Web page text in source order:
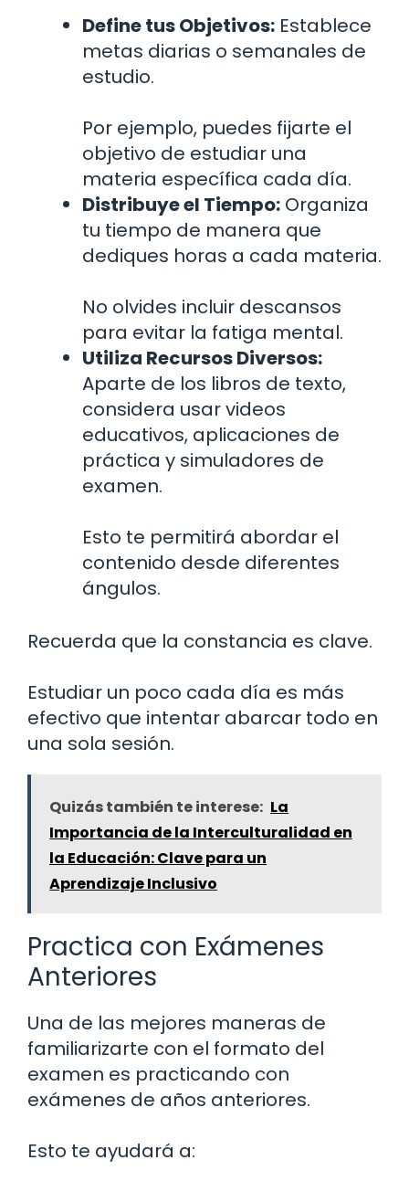
Define tus Objetivos: Establece
metas diarias o semanales de
estudio.
Por ejemplo, puedes fijarte el
objetivo de estudiar una
materia específica cada día.
Distribuye el Tiempo: Organiza
tu tiempo de manera que
dediques horas a cada materia.
No olvides incluir descansos
para evitar la fatiga mental.
Utiliza Recursos Diversos:
Aparte de los libros de texto,
considera usar videos
educativos, aplicaciones de
práctica y simuladores de
examen.
Esto te permitirá abordar el
contenido desde diferentes
ángulos.
Recuerda que la constancia es clave.
Estudiar un poco cada día es más
efectivo que intentar abarcar todo en
una sola sesión.
Quizás también te interese: La
Importancia de la Interculturalidad en
la Educación: Clave para un
Aprendizaje Inclusivo
Practica con Exámenes
Anteriores
Una de las mejores maneras de
familiarizarte con el formato del
examen es practicando con
exámenes de años anteriores.
Esto te ayudará a: